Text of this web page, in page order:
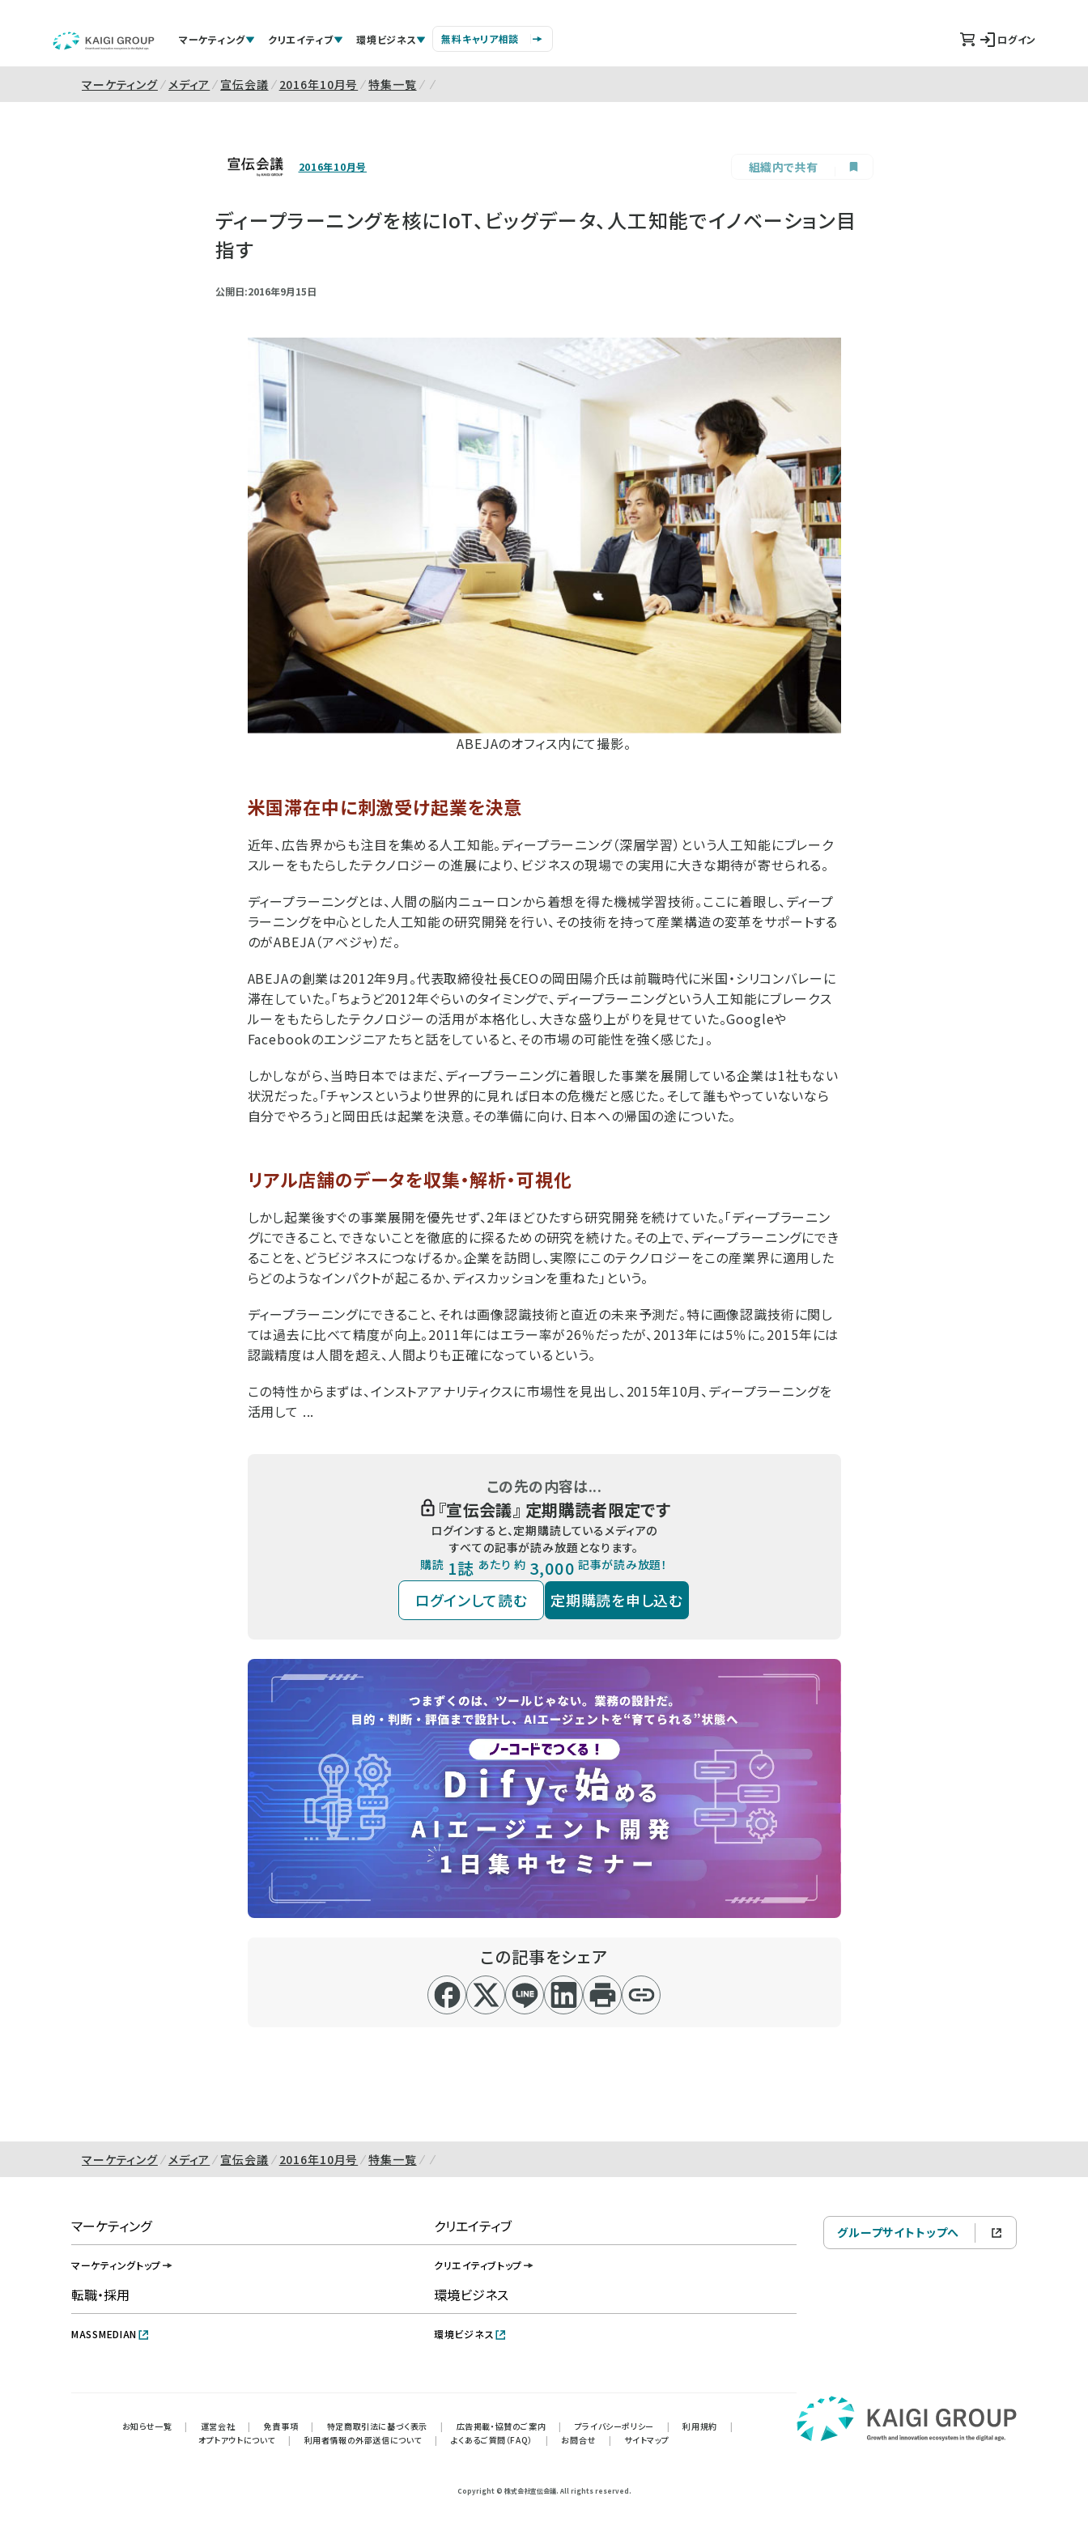
マーケティング クリエイティブ 環境ビジネス 無料キャリア相談 ログイン
マーケティング メディア 宣伝会議 2016年10月号 特集一覧
2016年10月号 組織内で共有
ディープラーニングを核にIoT、ビッグデータ、人工知能でイノベーション目
指す
公開日:2016年9月15日
ABEJAのオフィス内にて撮影。
米国滞在中に刺激受け起業を決意
近年、広告界からも注目を集める人工知能。ディープラーニング（深層学習）という人工知能にブレーク
スルーをもたらしたテクノロジーの進展により、ビジネスの現場での実用に大きな期待が寄せられる。
ディープラーニングとは、人間の脳内ニューロンから着想を得た機械学習技術。ここに着眼し、ディープ
ラーニングを中心とした人工知能の研究開発を行い、その技術を持って産業構造の変革をサポートする
のがABEJA（アベジャ）だ。
ABEJAの創業は2012年9月。代表取締役社長CEOの岡田陽介氏は前職時代に米国・シリコンバレーに
滞在していた。「ちょうど2012年ぐらいのタイミングで、ディープラーニングという人工知能にブレークス
ルーをもたらしたテクノロジーの活用が本格化し、大きな盛り上がりを見せていた。Googleや
Facebookのエンジニアたちと話をしていると、その市場の可能性を強く感じた」。
しかしながら、当時日本ではまだ、ディープラーニングに着眼した事業を展開している企業は1社もない
状況だった。「チャンスというより世界的に見れば日本の危機だと感じた。そして誰もやっていないなら
自分でやろう」と岡田氏は起業を決意。その準備に向け、日本への帰国の途についた。
リアル店舗のデータを収集・解析・可視化
しかし起業後すぐの事業展開を優先せず、2年ほどひたすら研究開発を続けていた。「ディープラーニン
グにできること、できないことを徹底的に探るための研究を続けた。その上で、ディープラーニングにでき
ることを、どうビジネスにつなげるか。企業を訪問し、実際にこのテクノロジーをこの産業界に適用した
らどのようなインパクトが起こるか、ディスカッションを重ねた」という。
ディープラーニングにできること、それは画像認識技術と直近の未来予測だ。特に画像認識技術に関し
ては過去に比べて精度が向上。2011年にはエラー率が26％だったが、2013年には5％に。2015年には
認識精度は人間を超え、人間よりも正確になっているという。
この特性からまずは、インストアアナリティクスに市場性を見出し、2015年10月、ディープラーニングを
活用して ...
この先の内容は...
『宣伝会議』 定期購読者限定です
ログインすると、定期購読しているメディアの
すべての記事が読み放題となります。
購読 1誌 あたり 約 3,000 記事が読み放題！
ログインして読む 定期購読を申し込む
この記事をシェア
マーケティング メディア 宣伝会議 2016年10月号 特集一覧
マーケティング
マーケティングトップ
クリエイティブ
クリエイティブトップ
転職・採用
MASSMEDIAN
環境ビジネス
環境ビジネス
お知らせ一覧 | 運営会社 | 免責事項 | 特定商取引法に基づく表示 | 広告掲載・協賛のご案内 | プライバシーポリシー | 利用規約
|
オプトアウトについて
| 利用者情報の外部送信について | よくあるご質問（FAQ） | お問合せ | サイトマップ
グループサイトトップへ
Copyright © 株式会社宣伝会議. All rights reserved.